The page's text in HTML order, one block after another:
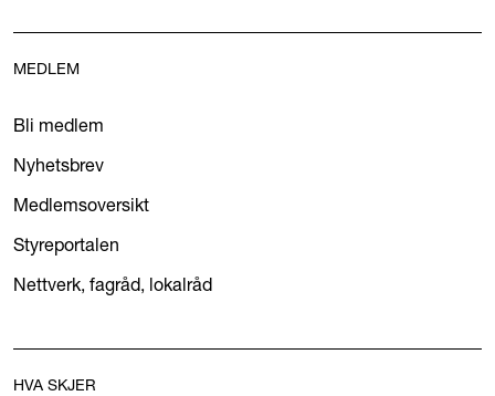
MEDLEM
Bli medlem
Nyhetsbrev
Medlemsoversikt
Styreportalen
Nettverk, fagråd, lokalråd
HVA SKJER